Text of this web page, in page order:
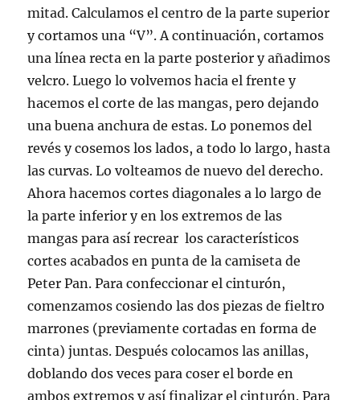
mitad. Calculamos el centro de la parte superior
y cortamos una “V”. A continuación, cortamos
una línea recta en la parte posterior y añadimos
velcro. Luego lo volvemos hacia el frente y
hacemos el corte de las mangas, pero dejando
una buena anchura de estas. Lo ponemos del
revés y cosemos los lados, a todo lo largo, hasta
las curvas. Lo volteamos de nuevo del derecho.
Ahora hacemos cortes diagonales a lo largo de
la parte inferior y en los extremos de las
mangas para así recrear los característicos
cortes acabados en punta de la camiseta de
Peter Pan. Para confeccionar el cinturón,
comenzamos cosiendo las dos piezas de fieltro
marrones (previamente cortadas en forma de
cinta) juntas. Después colocamos las anillas,
doblando dos veces para coser el borde en
ambos extremos y así finalizar el cinturón. Para